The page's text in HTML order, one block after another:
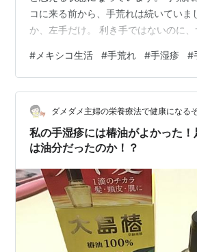
コに来る前から、手荒れは続いていま
か、左手だけ。 利き手ではないのに、
通い、薬も使い、何度も治療を試しま
原因もはっきりわからないままでした
活と手荒れ メキシコに来てからは、
ム手袋。 それでも、 硬水の影響で手
を洗うだけでも乾燥する環境です。 私
な…
# メキシコ生活 #手荒れ #手湿疹 #
ダメダメ主婦の栄養療法で健康になる
私の手湿疹には椿油がよかった
は油分だったのか！？